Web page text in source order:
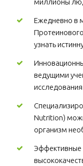
миллионы
Ежедневно в
узнать
ведущими
Nutrition)
организм
Эффективные